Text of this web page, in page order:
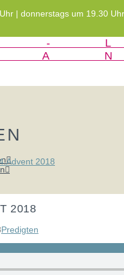
| donnerstags um 19.30 Uhr
2018
2018
Predigten